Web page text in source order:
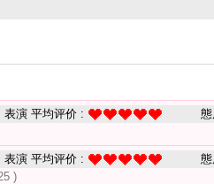
表演 平均评价 :
表演 平均评价 :
)